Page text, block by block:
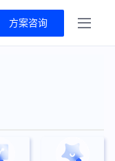
方案咨询